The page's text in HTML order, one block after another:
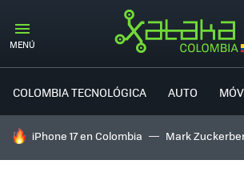
MENÚ
COLOMBIA TECNOLÓGICA AUTO
HOY SE HABLA DE
iPhone 17 en Colombia Mark